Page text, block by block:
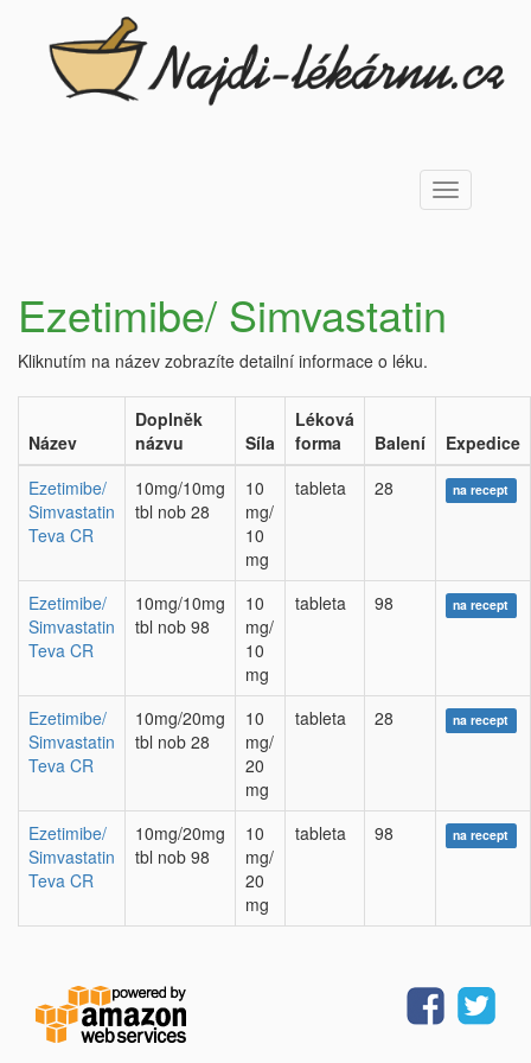
Toggle
navigation
Ezetimibe/ Simvastatin
Kliknutím na název zobrazíte detailní informace o léku.
Název
Doplněk
názvu
Síla
Léková
forma
Balení
Expedice
Ezetimibe/
Simvastatin
Teva CR
10mg/10mg
tbl nob 28
10
mg/
10
mg
tableta 28 na recept
Ezetimibe/
Simvastatin
Teva CR
10mg/10mg
tbl nob 98
10
mg/
10
mg
tableta 98 na recept
Ezetimibe/
Simvastatin
Teva CR
10mg/20mg
tbl nob 28
10
mg/
20
mg
tableta 28 na recept
Ezetimibe/
Simvastatin
Teva CR
10mg/20mg
tbl nob 98
10
mg/
20
mg
tableta 98 na recept